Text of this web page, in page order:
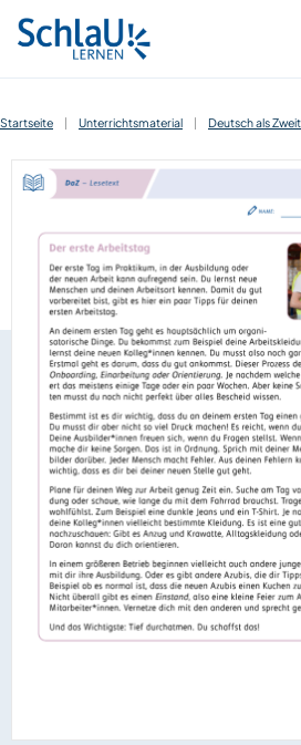
Startseite | Unterrichtsmaterial | Deutsch als